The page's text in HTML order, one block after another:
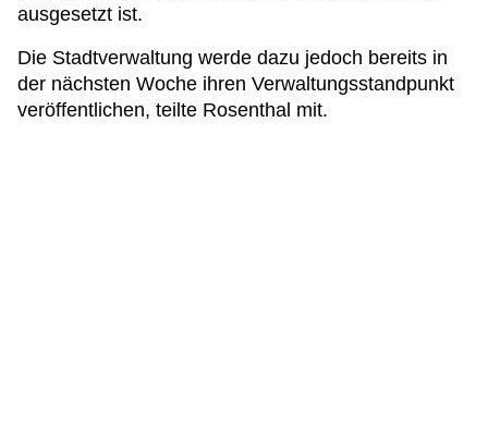
ausgesetzt ist.
Die Stadtverwaltung werde dazu jedoch bereits in
der nächsten Woche ihren Verwaltungsstandpunkt
veröffentlichen, teilte Rosenthal mit.